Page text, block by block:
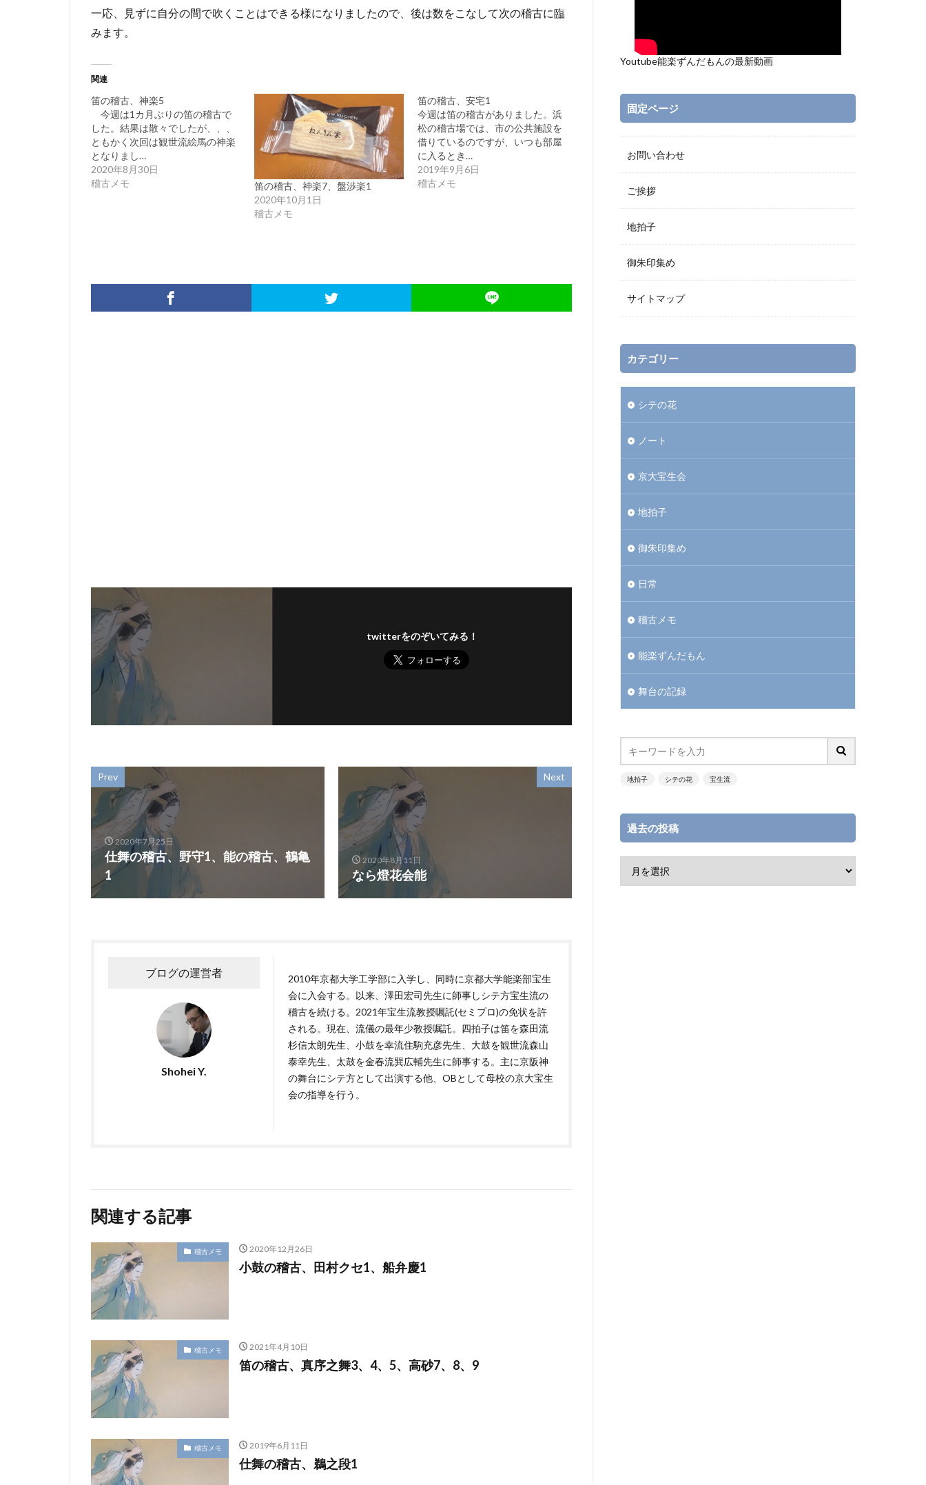
一応、見ずに自分の間で吹くことはできる様になりましたので、後は数をこなして次の稽古に臨
みます。
関連
笛の稽古、神楽5
今週は1カ月ぶりの笛の稽古で
した。結果は散々でしたが、、、
ともかく次回は観世流絵馬の神楽
となりまし…
2020年8月30日
稽古メモ
笛の稽古、神楽7、盤渉楽1
2020年10月1日
稽古メモ
笛の稽古、安宅1
今週は笛の稽古がありました。浜
松の稽古場では、市の公共施設を
借りているのですが、いつも部屋
に入るとき…
2019年9月6日
稽古メモ
twitterをのぞいてみる！
Prev
2020年7月25日
仕舞の稽古、野守1、能の稽古、鶴亀
1
Next
2020年8月11日
なら燈花会能
ブログの運営者
Shohei Y.
2010年京都大学工学部に入学し、同時に京都大学能楽部宝生
会に入会する。以来、澤田宏司先生に師事しシテ方宝生流の
稽古を続ける。2021年宝生流教授嘱託(セミプロ)の免状を許
される。現在、流儀の最年少教授嘱託。四拍子は笛を森田流
杉信太朗先生、小鼓を幸流住駒充彦先生、大鼓を観世流森山
泰幸先生、太鼓を金春流巽広輔先生に師事する。主に京阪神
の舞台にシテ方として出演する他、OBとして母校の京大宝生
会の指導を行う。
関連する記事
稽古メモ 2020年12月26日
小鼓の稽古、田村クセ1、船弁慶1
稽古メモ 2021年4月10日
笛の稽古、真序之舞3、4、5、高砂7、8、9
稽古メモ 2019年6月11日
仕舞の稽古、鵜之段1
Youtube能楽ずんだもんの最新動画
固定ページ
お問い合わせ
ご挨拶
地拍子
御朱印集め
サイトマップ
カテゴリー
シテの花
ノート
京大宝生会
地拍子
御朱印集め
日常
稽古メモ
能楽ずんだもん
舞台の記録
地拍子 シテの花 宝生流
過去の投稿